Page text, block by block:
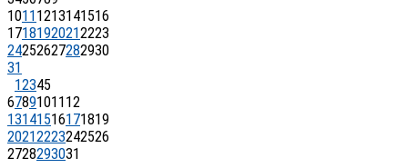
1011 1213141516
17181920212223
24252627282930
31
12345
67891011 12
13141516171819
20212223242526
2728293031